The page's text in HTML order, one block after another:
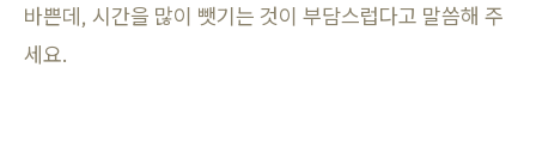
바쁜데, 시간을 많이 뺏기는 것이 부담스럽다고 말씀해 주
세요.